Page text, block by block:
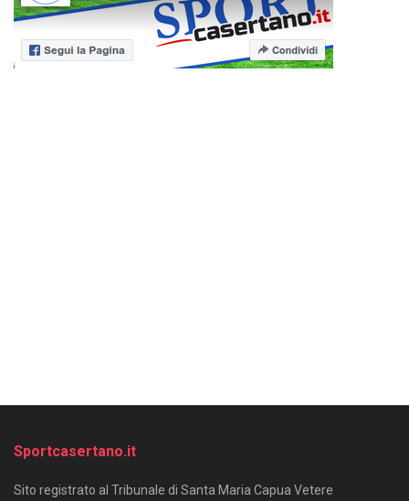
Sportcasertano.it
Sito registrato al Tribunale di Santa Maria Capua Vetere